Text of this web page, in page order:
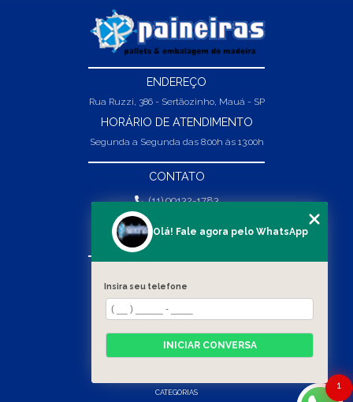
ENDEREÇO
Rua Ruzzi, 386 - Sertãozinho, Mauá - SP
HORÁRIO DE ATENDIMENTO
Segunda a Segunda das 8:00h às 13:00h
CONTATO
(11) 99132-1783
(11) 99132-1783
vendas@abpaineiras.com.br
SOBRE NÓS
PRODUTOS
CATEGORIAS
1
Olá! Fale agora pelo WhatsApp
Insira seu telefone
INICIAR CONVERSA